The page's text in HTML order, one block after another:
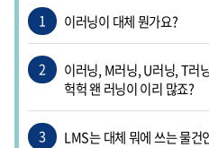
1 이러닝이 대체 뭔가요?
2
이러닝, M러닝, U러닝, T러
헉헉 왠 러닝이 이리 많죠?
3 LMS는 대체 뭐에 쓰는 물건